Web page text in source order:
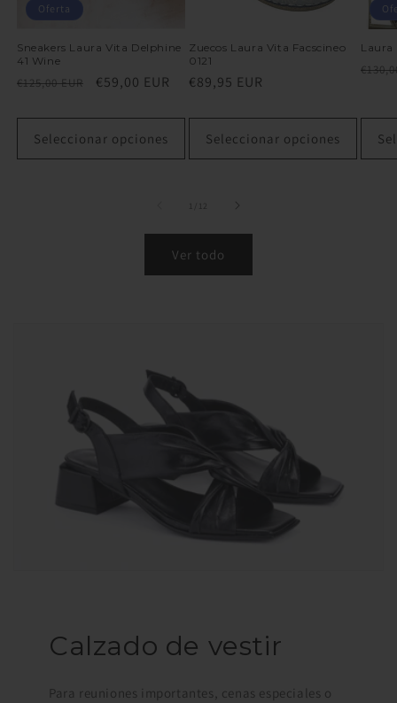
Oferta
Sneakers Laura Vita Delphine
41 Wine
Precio
€125,00 EUR
Precio
oferta
€59,00 EUR
Seleccionar opciones
Zuecos Laura Vita Facscineo
0121
Precio
€89,95 EUR
Seleccionar opciones
Laura
Ver todo
Calzado de vestir
Para reuniones importantes, cenas especiales o